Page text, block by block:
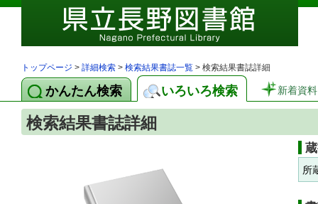
トップページ > 詳細検索 > 検索結果書誌一覧 > 検索結果書誌詳細
かんたん検索 いろいろ検索 新着資料
検索結果書誌詳細
所